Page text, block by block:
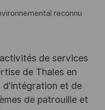
reconnu
de services
de Thales en
d'intégration et de
de patrouille et